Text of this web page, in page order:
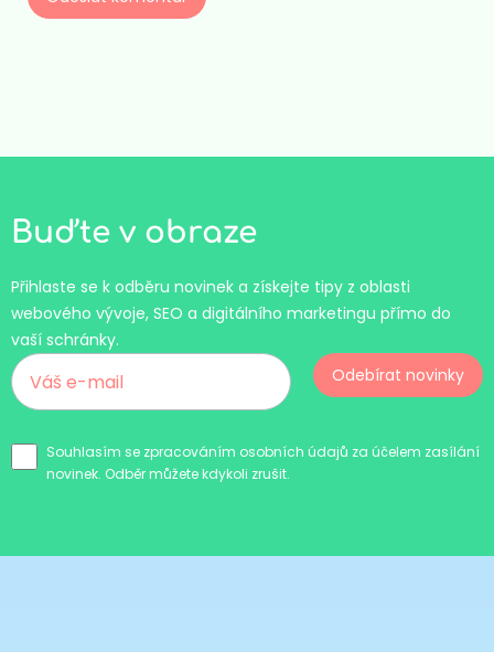
Buďte v obraze
Přihlaste se k odběru novinek a získejte tipy z oblasti
webového vývoje, SEO a digitálního marketingu přímo do
vaší schránky.
Odebírat novinky
Souhlasím se zpracováním osobních údajů za účelem zasílání
novinek. Odběr můžete kdykoli zrušit.